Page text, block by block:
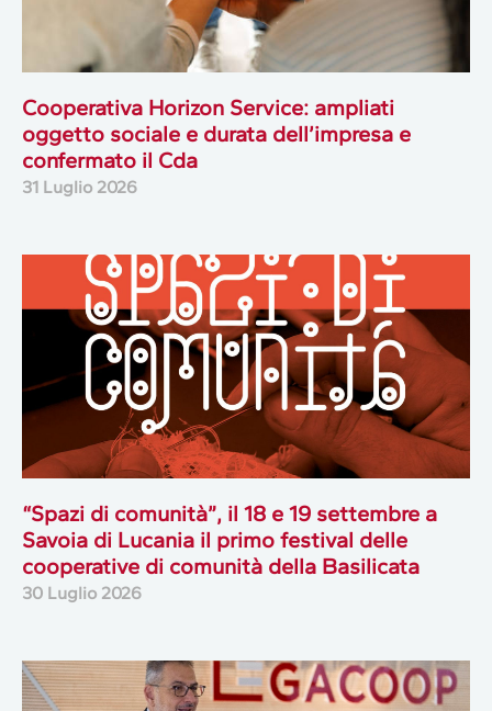
Cooperativa Horizon Service: ampliati
oggetto sociale e durata dell’impresa e
confermato il Cda
31 Luglio 2026
“Spazi di comunità”, il 18 e 19 settembre a
Savoia di Lucania il primo festival delle
cooperative di comunità della Basilicata
30 Luglio 2026